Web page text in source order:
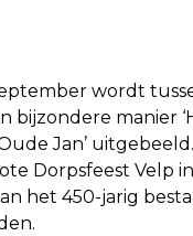
wordt
bijzondere manier
Jan’
Dorpsfeest Velp
het 450-jarig